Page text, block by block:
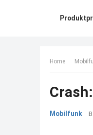
Home
Mobilfunk